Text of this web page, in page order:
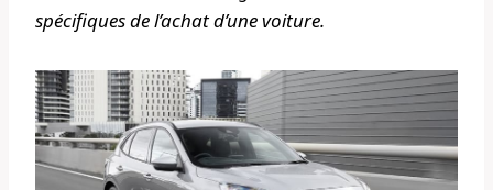
spécifiques de l’achat d’une voiture.